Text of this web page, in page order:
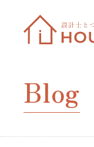
Blog